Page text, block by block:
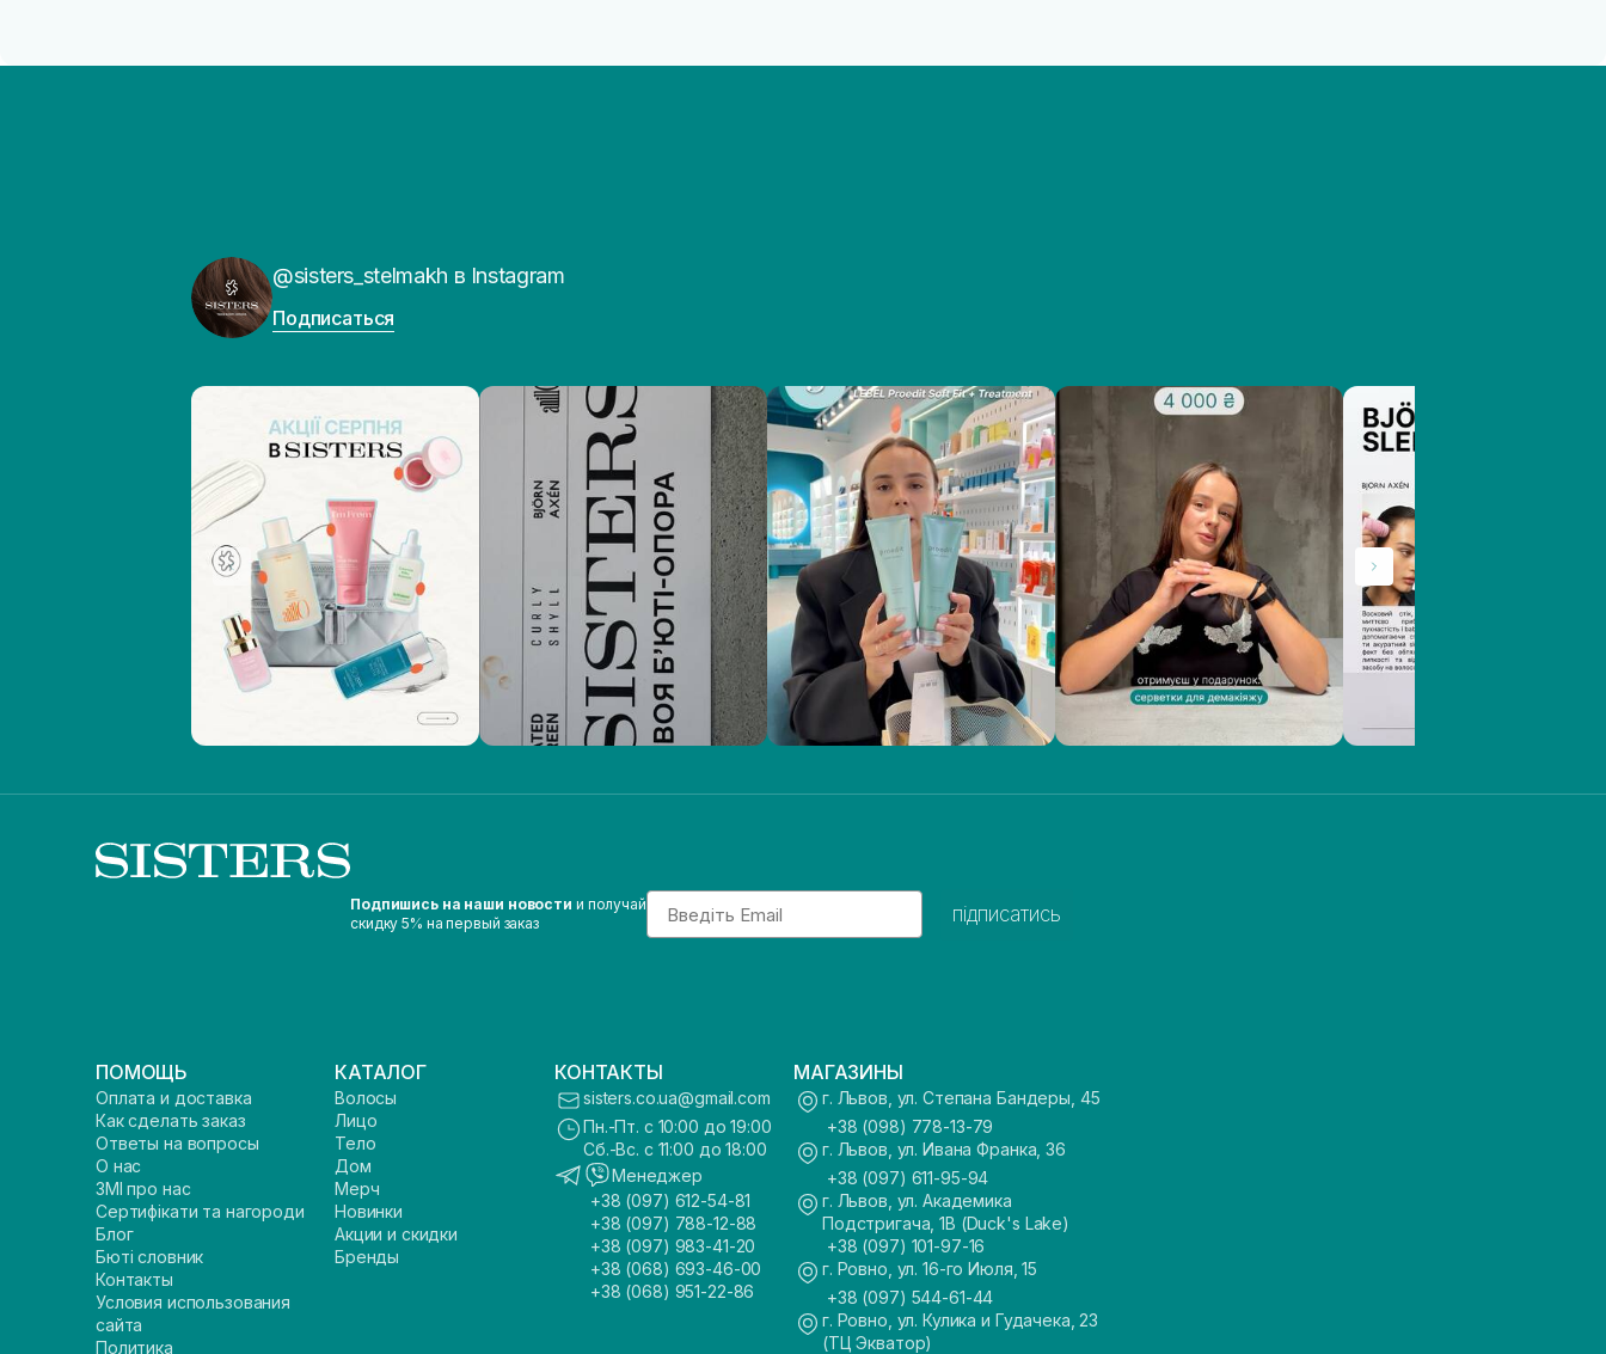
@sisters_stelmakh в Instagram
Подписаться
Подпишись на наши новости и получай
скидку 5% на первый заказ
Email
підписатись
ПОМОЩЬ
Оплата и доставка
Как сделать заказ
Ответы на вопросы
О нас
ЗМІ про нас
Сертифікати та нагороди
Блог
Бюті словник
Контакты
Условия использования
сайта
Политика
КАТАЛОГ
Волосы
Лицо
Тело
Дом
Мерч
Новинки
Акции и скидки
Бренды
КОНТАКТЫ
sisters.co.ua@gmail.com
Пн.-Пт. с 10:00 до 19:00
Сб.-Вс. с 11:00 до 18:00
Менеджер
+38 (097) 612-54-81
+38 (097) 788-12-88
+38 (097) 983-41-20
+38 (068) 693-46-00
+38 (068) 951-22-86
МАГАЗИНЫ
г. Львов, ул. Степана Бандеры, 45
+38 (098) 778-13-79
г. Львов, ул. Ивана Франка, 36
+38 (097) 611-95-94
г. Львов, ул. Академика
Подстригача, 1В (Duck's Lake)
+38 (097) 101-97-16
г. Ровно, ул. 16-го Июля, 15
+38 (097) 544-61-44
г. Ровно, ул. Кулика и Гудачека, 23
(ТЦ Экватор)